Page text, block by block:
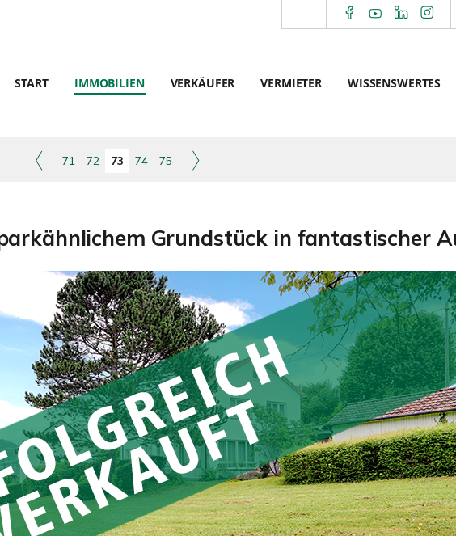
START IMMOBILIEN VERKÄUFER VERMIETER WISSENSWERTES
71 72 73 74 75
Grundstück in fantastischer